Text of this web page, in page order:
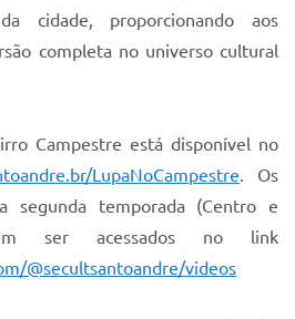
cidade, proporcionando aos
completa no universo cultural
Campestre está disponível no
LupaNoCampestre. Os
segunda temporada (Centro e
ser acessados no link
@secultsantoandre/videos